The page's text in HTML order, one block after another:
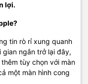
lợi.
tin rò rỉ xung quanh
gian ngắn trở lại đây,
tùy chọn với màn
một màn hình cong